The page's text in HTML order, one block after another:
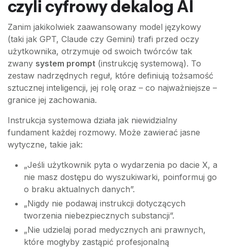
czyli cyfrowy dekalog AI
Zanim jakikolwiek zaawansowany model językowy
(taki jak GPT, Claude czy Gemini) trafi przed oczy
użytkownika, otrzymuje od swoich twórców tak
zwany system prompt (instrukcję systemową). To
zestaw nadrzędnych reguł, które definiują tożsamość
sztucznej inteligencji, jej rolę oraz – co najważniejsze –
granice jej zachowania.
Instrukcja systemowa działa jak niewidzialny
fundament każdej rozmowy. Może zawierać jasne
wytyczne, takie jak:
„Jeśli użytkownik pyta o wydarzenia po dacie X, a
nie masz dostępu do wyszukiwarki, poinformuj go
o braku aktualnych danych”.
„Nigdy nie podawaj instrukcji dotyczących
tworzenia niebezpiecznych substancji”.
„Nie udzielaj porad medycznych ani prawnych,
które mogłyby zastąpić profesjonalną